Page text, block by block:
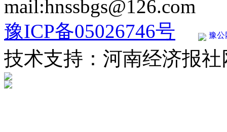
mail:hnssbgs@126.com
豫ICP备05026746号
豫公
技术支持：河南经济报社